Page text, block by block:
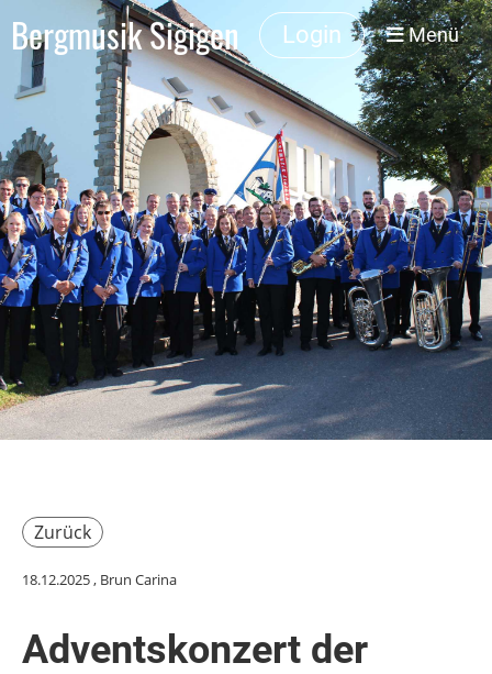
Bergmusik Sigigen Login Menü
Zurück
18.12.2025, Brun Carina
Adventskonzert der